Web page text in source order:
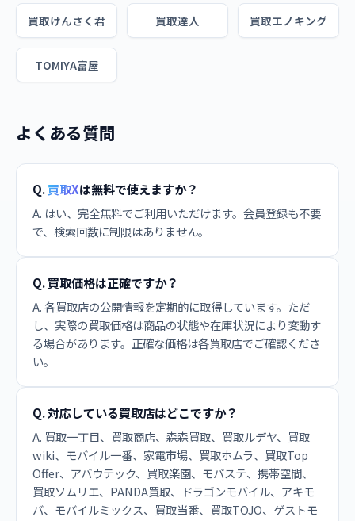
買取けんさく君 買取達人 買取エノキング
TOMIYA富屋
よくある質問
Q.買取Xは無料で使えますか？
A. はい、完全無料でご利用いただけます。会員登録も不要
で、検索回数に制限はありません。
Q. 買取価格は正確ですか？
A. 各買取店の公開情報を定期的に取得しています。ただ
し、実際の買取価格は商品の状態や在庫状況により変動す
る場合があります。正確な価格は各買取店でご確認くださ
い。
Q. 対応している買取店はどこですか？
A. 買取一丁目、買取商店、森森買取、買取ルデヤ、買取
wiki、モバイル一番、家電市場、買取ホムラ、買取Top
Offer、アバウテック、買取楽園、モバステ、携帯空間、
買取ソムリエ、PANDA買取、ドラゴンモバイル、アキモ
バ、モバイルミックス、買取当番、買取TOJO、ゲストモ